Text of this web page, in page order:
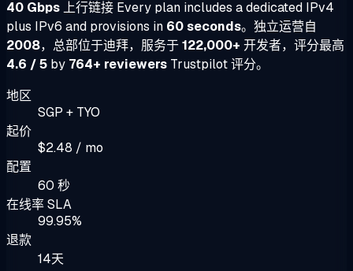
40 Gbps 上行链接 Every plan includes a dedicated IPv4
plus IPv6 and provisions in 60 seconds。独立运营自
2008，总部位于迪拜，服务于122,000+ 开发者，评分最高
4.6 / 5 by 764+ reviewers Trustpilot 评分。
地区
SGP + TYO
起价
$2.48 / mo
配置
60 秒
在线率 SLA
99.95%
退款
14天